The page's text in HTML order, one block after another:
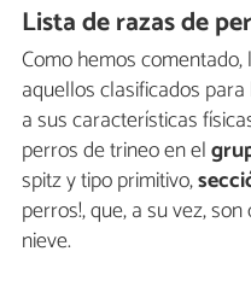
Lista de razas de
Como hemos
aquellos clasificados
a sus características
perros de trineo en el
spitz y tipo primitivo,
perros!, que, a su vez,
nieve.